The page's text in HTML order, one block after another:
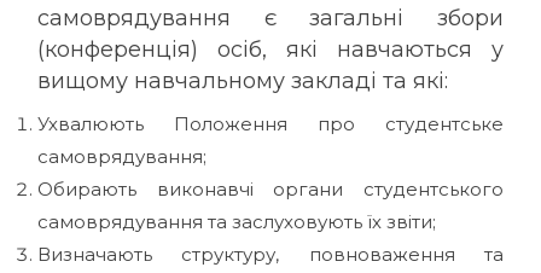
самоврядування є загальні збори
(конференція) осіб, які навчаються у
вищому навчальному закладі та які:
Ухвалюють Положення про студентське
самоврядування;
Обирають виконавчі органи студентського
самоврядування та заслуховують їх звіти;
Визначають структуру, повноваження та